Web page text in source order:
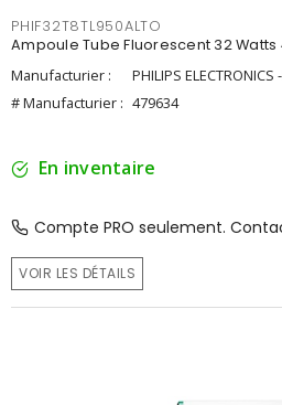
PHIF32T8TL950ALTO
Ampoule Tube Fluorescent 32 Watts
Manufacturier :
PHILIPS ELECTRONICS
# Manufacturier : 479634
En inventaire
Compte PRO seulement.
VOIR LES DÉTAILS